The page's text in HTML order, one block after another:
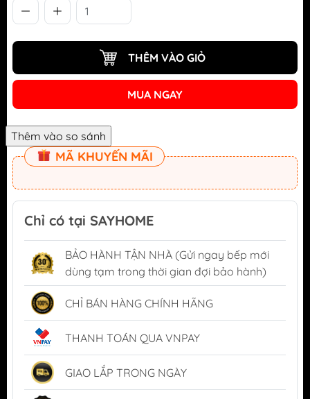
THÊM VÀO GIỎ
MUA NGAY
MÃ KHUYẾN MÃI
Chỉ có tại SAYHOME
BẢO HÀNH TẬN NHÀ (Gửi ngay bếp mới
dùng tạm trong thời gian đợi bảo hành)
CHỈ BÁN HÀNG CHÍNH HÃNG
THANH TOÁN QUA VNPAY
GIAO LẮP TRONG NGÀY